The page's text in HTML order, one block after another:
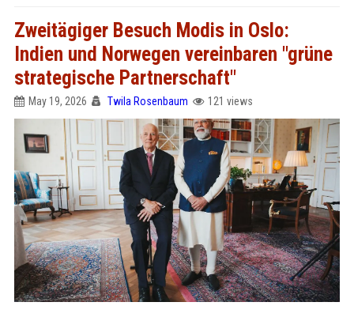
Zweitägiger Besuch Modis in Oslo:
Indien und Norwegen vereinbaren "grüne
strategische Partnerschaft"
May 19, 2026 Twila Rosenbaum 121 views